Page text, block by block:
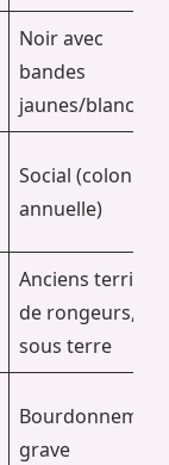
Noir avec
bandes
jaunes/blanches
Social (colonie
annuelle)
Anciens terriers
de rongeurs,
sous terre
Bourdonnement
grave